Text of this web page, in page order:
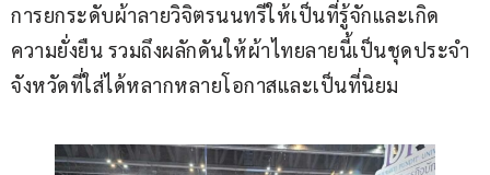
การยกระดับผ้าลายวิจิตรนนทรีให้เป็นที่รู้จักและเกิด
ความยั่งยืน รวมถึงผลักดันให้ผ้าไทยลายนี้เป็นชุดประจำ
จังหวัดที่ใส่ได้หลากหลายโอกาสและเป็นที่นิยม